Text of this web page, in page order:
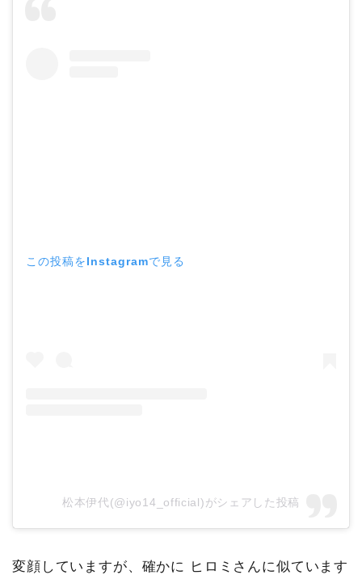
この投稿をInstagramで見る
松本伊代(@iyo14_official)がシェアした投稿
変顔していますが、確かに ヒロミさんに似ています